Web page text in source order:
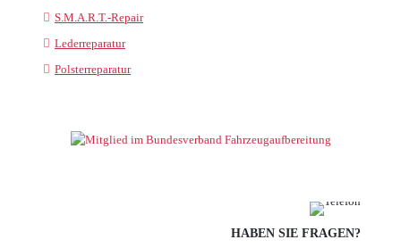
S.M.A.R.T.-Repair
Lederreparatur
Polsterreparatur
HABEN SIE FRAGEN?